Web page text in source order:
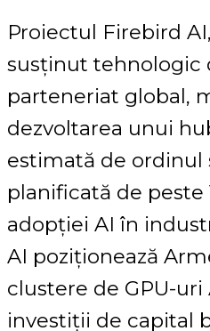
Proiectul Firebird
susținut tehnologic
parteneriat global,
dezvoltarea unui
estimată de ordinul
planificată de peste
adopției AI în
AI poziționează
clustere de GPU-
investiții de capital